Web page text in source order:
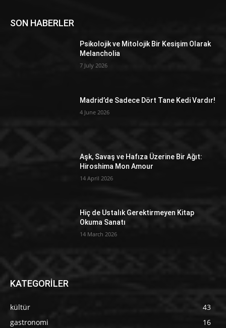
SON HABERLER
Psikolojik ve Mitolojik Bir Kesişim Olarak
Melancholia
7 July 2026
Madrid’de Sadece Dört Tane Kedi Vardır!
4 June 2026
Aşk, Savaş ve Hafıza Üzerine Bir Ağıt:
Hiroshima Mon Amour
14 April 2026
Hiç de Ustalık Gerektirmeyen Kitap
Okuma Sanatı
14 March 2026
KATEGORİLER
kültür
43
gastronomi
16